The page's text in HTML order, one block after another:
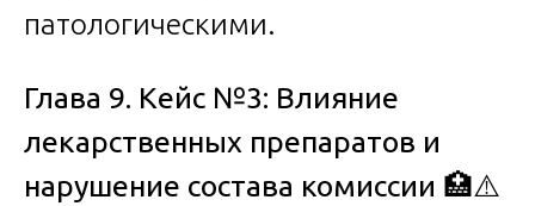
патологическими.
Глава 9. Кейс №3: Влияние
лекарственных препаратов и
нарушение состава комиссии 🏥⚠️